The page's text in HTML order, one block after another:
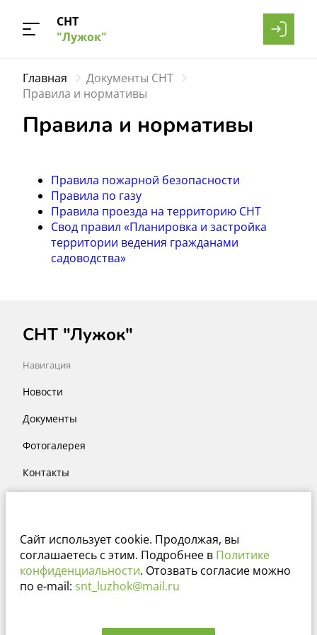
СНТ
"Лужок"
Главная
Документы СНТ
Правила и нормативы
Правила и нормативы
Правила пожарной безопасности
Правила по газу
Правила проезда на территорию СНТ
Свод правил «Планировка и застройка
территории ведения гражданами
садоводства»
СНТ "Лужок"
Навигация
Новости
Документы
Фотогалерея
Контакты
Тульская обл. Заокский р-н
Сайт работает на платформе
Сайт использует cookie. Продолжая, вы
соглашаетесь с этим. Подробнее в Политике
конфиденциальности. Отозвать согласие можно
по e-mail: snt_luzhok@mail.ru